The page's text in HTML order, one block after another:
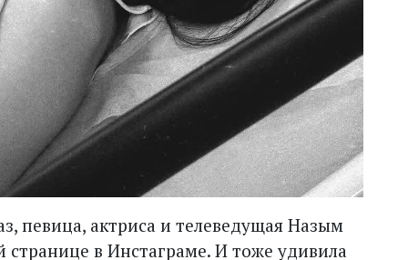
певица, актриса и телеведущая Назым
странице в Инстаграме. И тоже удивила